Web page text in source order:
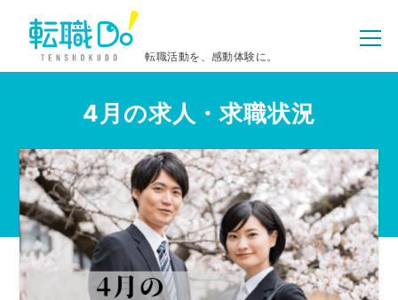
転職活動を、感動体験に。
4月の求人・求職状況